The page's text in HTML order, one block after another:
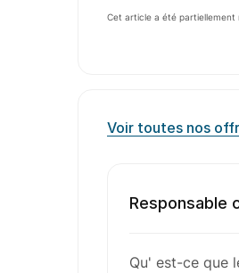
Cet article a été partiellement
Voir toutes nos
Responsable
Qu' est-ce que